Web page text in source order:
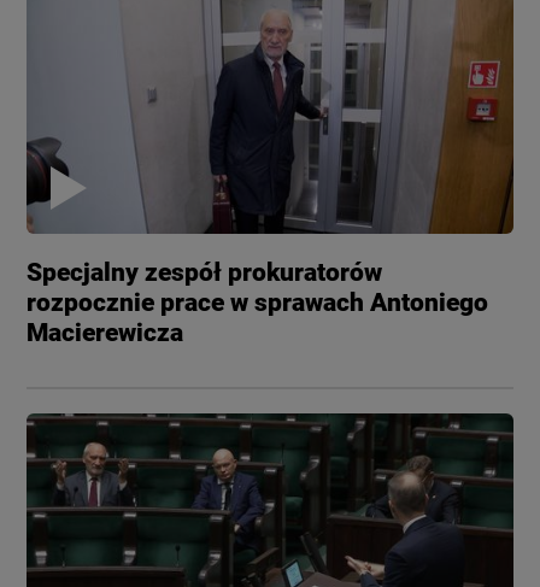
Specjalny zespół prokuratorów
rozpocznie prace w sprawach Antoniego
Macierewicza